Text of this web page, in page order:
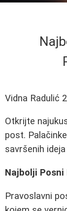
Vidna Radulić
Otkrijte
post.
savršenih
Najbolji Posni
Pravoslavni